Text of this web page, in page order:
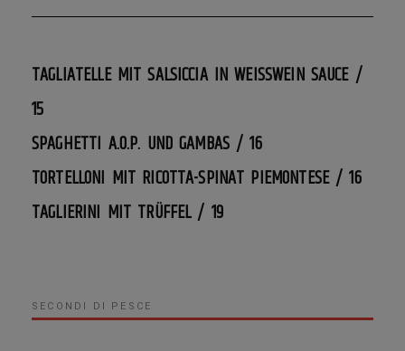
TAGLIATELLE MIT SALSICCIA IN WEISSWEIN SAUCE / 1
5
SPAGHETTI A.O.P. UND GAMBAS / 16
TORTELLONI MIT RICOTTA-SPINAT PIEMONTESE / 16
TAGLIERINI MIT TRÜFFEL / 19
SECONDI DI PESCE